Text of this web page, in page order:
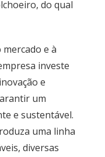
do qual
e à
investe
e
um
e sustentável.
uma linha
diversas